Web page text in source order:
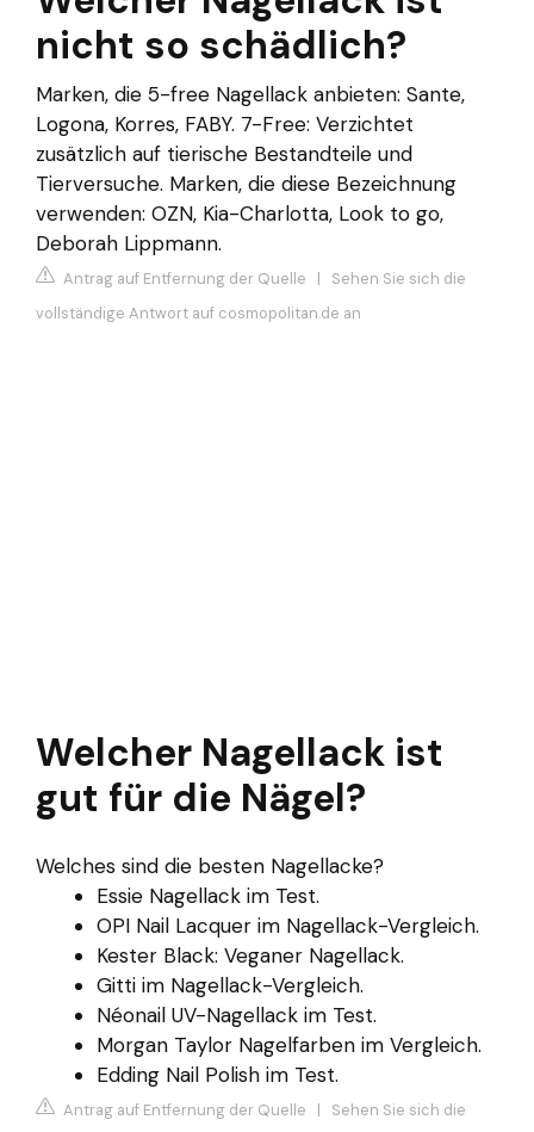
nicht so schädlich?
Marken, die 5-free Nagellack anbieten: Sante,
Logona, Korres, FABY. 7-Free: Verzichtet
zusätzlich auf tierische Bestandteile und
Tierversuche. Marken, die diese Bezeichnung
verwenden: OZN, Kia-Charlotta, Look to go,
Deborah Lippmann.
Antrag auf Entfernung der Quelle | Sehen Sie sich die
vollständige Antwort auf cosmopolitan.de an
Welcher Nagellack ist
gut für die Nägel?
Welches sind die besten Nagellacke?
Essie Nagellack im Test.
OPI Nail Lacquer im Nagellack-Vergleich.
Kester Black: Veganer Nagellack.
Gitti im Nagellack-Vergleich.
Néonail UV-Nagellack im Test.
Morgan Taylor Nagelfarben im Vergleich.
Edding Nail Polish im Test.
Antrag auf Entfernung der Quelle | Sehen Sie sich die